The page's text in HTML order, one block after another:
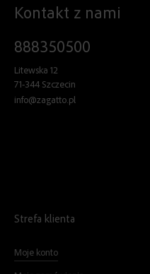
Kontakt z nami
888350500
Litewska 12
71-344 Szczecin
info@zagatto.pl
Strefa klienta
Moje konto